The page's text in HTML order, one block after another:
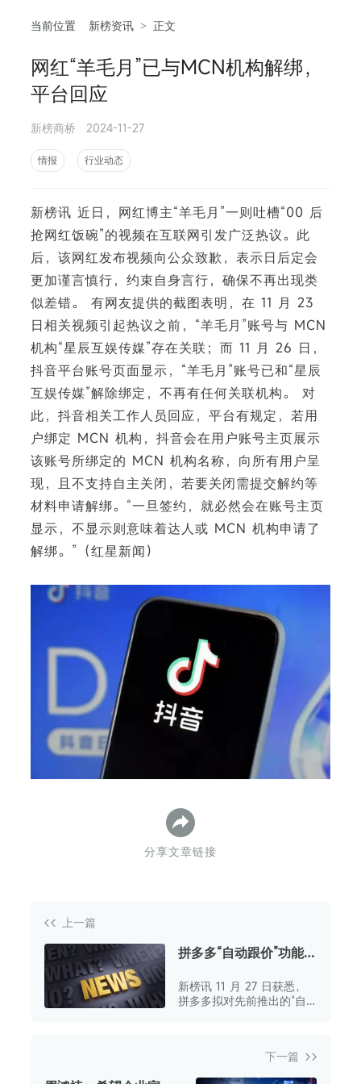
当前位置 新榜资讯 > 正文
网红“羊毛月”已与MCN机构解绑，
平台回应
新榜商桥 2024-11-27
情报 行业动态
新榜讯 近日，网红博主“羊毛月”一则吐槽“00 后
抢网红饭碗”的视频在互联网引发广泛热议。此
后，该网红发布视频向公众致歉，表示日后定会
更加谨言慎行，约束自身言行，确保不再出现类
似差错。 有网友提供的截图表明，在 11 月 23
日相关视频引起热议之前，“羊毛月”账号与 MCN
机构“星辰互娱传媒”存在关联；而 11 月 26 日，
抖音平台账号页面显示，“羊毛月”账号已和“星辰
互娱传媒”解除绑定，不再有任何关联机构。 对
此，抖音相关工作人员回应，平台有规定，若用
户绑定 MCN 机构，抖音会在用户账号主页展示
该账号所绑定的 MCN 机构名称，向所有用户呈
现，且不支持自主关闭，若要关闭需提交解约等
材料申请解绑。“一旦签约，就必然会在账号主页
显示，不显示则意味着达人或 MCN 机构申请了
解绑。”（红星新闻）
分享文章链接
上一篇
拼多多“自动跟价”功能
关闭
新榜讯 11 月 27 日获悉，
拼多多拟对先前推出的“自
下一篇